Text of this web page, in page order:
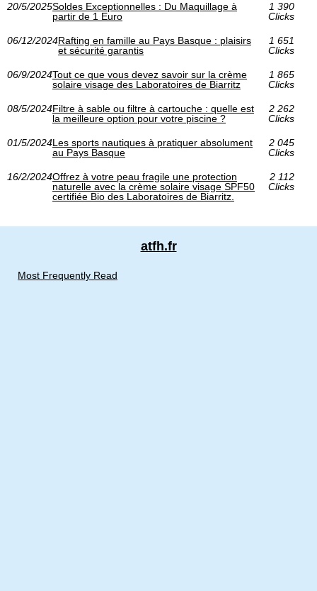
20/5/2025Soldes Exceptionnelles : Du Maquillage à
partir de 1 Euro
1 390
Clicks
06/12/2024Rafting en famille au Pays Basque : plaisirs
et sécurité garantis
1 651
Clicks
06/9/2024Tout ce que vous devez savoir sur la crème
solaire visage des Laboratoires de Biarritz
1 865
Clicks
08/5/2024Filtre à sable ou filtre à cartouche : quelle est
la meilleure option pour votre piscine ?
2 262
Clicks
01/5/2024Les sports nautiques à pratiquer absolument
au Pays Basque
2 045
Clicks
16/2/2024Offrez à votre peau fragile une protection
naturelle avec la crème solaire visage SPF50
certifiée Bio des Laboratoires de Biarritz.
2 112
Clicks
atfh.fr
Most Frequently Read